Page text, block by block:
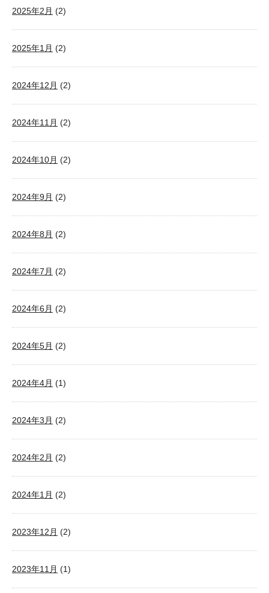
2025年2月 (2)
2025年1月 (2)
2024年12月 (2)
2024年11月 (2)
2024年10月 (2)
2024年9月 (2)
2024年8月 (2)
2024年7月 (2)
2024年6月 (2)
2024年5月 (2)
2024年4月 (1)
2024年3月 (2)
2024年2月 (2)
2024年1月 (2)
2023年12月 (2)
2023年11月 (1)